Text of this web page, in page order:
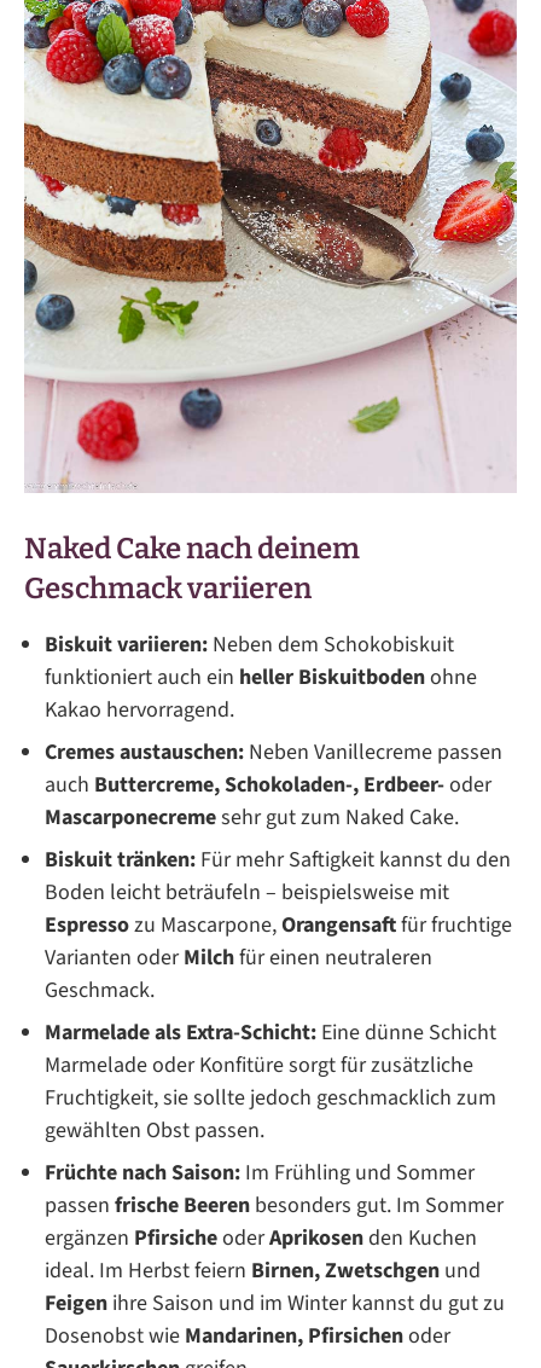
Naked Cake nach deinem
Geschmack variieren
Biskuit variieren: Neben dem Schokobiskuit
funktioniert auch ein heller Biskuitbodenohne
Kakao hervorragend.
Cremes austauschen: Neben Vanillecreme passen
auch Buttercreme, Schokoladen-, Erdbeer-oder
Mascarponecremesehr gut zum Naked Cake.
Biskuit tränken: Für mehr Saftigkeit kannst du den
Boden leicht beträufeln – beispielsweise mit
Espressozu Mascarpone,Orangensaftfür fruchtige
Varianten oderMilchfür einen neutraleren
Geschmack.
Marmelade als Extra-Schicht: Eine dünne Schicht
Marmelade oder Konfitüre sorgt für zusätzliche
Fruchtigkeit, sie sollte jedoch geschmacklich zum
gewählten Obst passen.
Früchte nach Saison: Im Frühling und Sommer
passen frische Beeren besonders gut. Im Sommer
ergänzen PfirsicheoderAprikosenden Kuchen
ideal. Im Herbst feiern Birnen,Zwetschgen und
Feigen ihre Saison und im Winter kannst du gut zu
Dosenobst wie Mandarinen, Pfirsichenoder